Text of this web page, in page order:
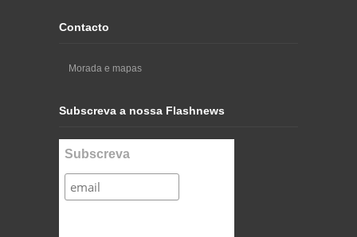
Contacto
Morada e mapas
Subscreva a nossa Flashnews
Subscreva